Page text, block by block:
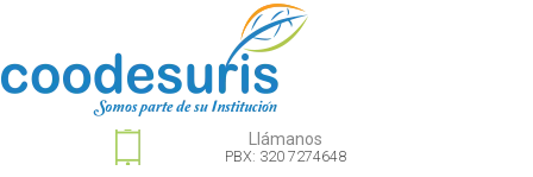
Llámanos
PBX: 320 7274648